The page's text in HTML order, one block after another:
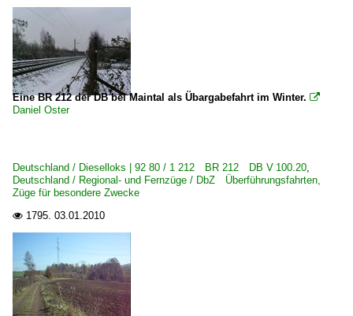
Eine BR 212 der DB bei Maintal als Übargabefahrt im Winter. 
Daniel Oster
Deutschland / Dieselloks | 92 80 / 1 212 BR 212 DB V 100.20,
Deutschland / Regional- und Fernzüge / DbZ Überführungsfahrten,
Züge für besondere Zwecke
 1795. 03.01.2010